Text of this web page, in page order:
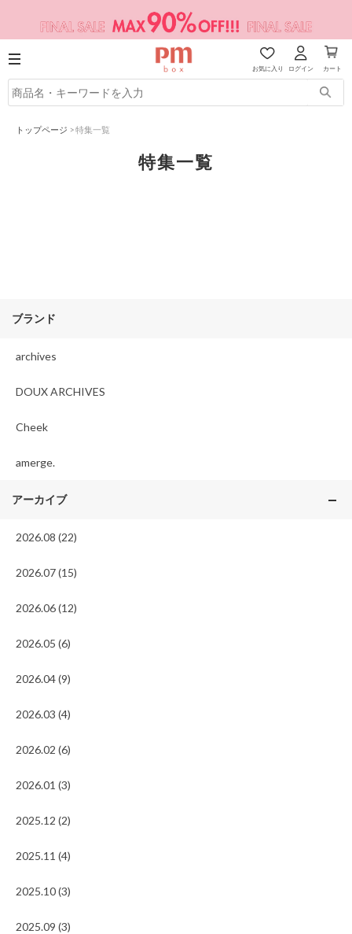
お気に入り ログイン カート
トップページ >特集一覧
特集一覧
ブランド
archives
DOUX ARCHIVES
Cheek
amerge.
アーカイブ
2026.08 (22)
2026.07 (15)
2026.06 (12)
2026.05 (6)
2026.04 (9)
2026.03 (4)
2026.02 (6)
2026.01 (3)
2025.12 (2)
2025.11 (4)
2025.10 (3)
2025.09 (3)